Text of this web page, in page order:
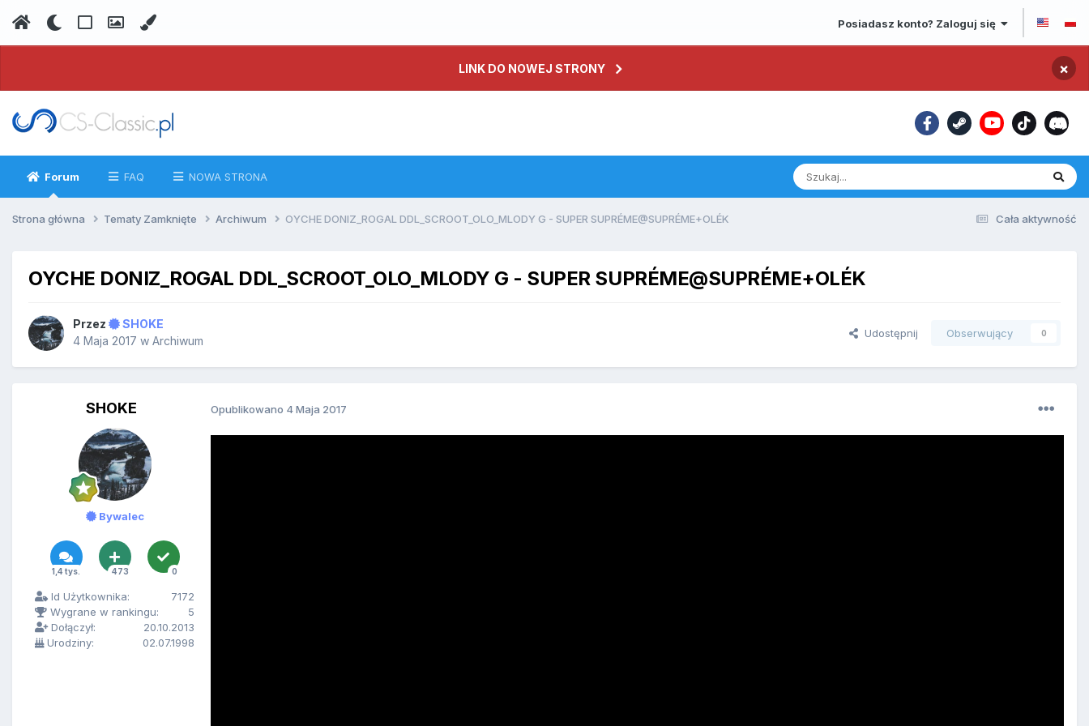
Posiadasz konto? Zaloguj się
LINK DO NOWEJ STRONY ×
Forum FAQ NOWA STRONA
Cała aktywność
Strona główna Tematy Zamknięte Archiwum OYCHE DONIZ_ROGAL DDL_SCROOT_OLO_MLODY G - SUPER SUPRÉME@SUPRÉME+OLÉK
OYCHE DONIZ_ROGAL DDL_SCROOT_OLO_MLODY G - SUPER SUPRÉME@SUPRÉME+OLÉK
Przez
SHOKE
4 Maja 2017 w Archiwum
Udostępnij Obserwujący 0
SHOKE
Bywalec
1,4 tys. 473 0
Id Użytkownika:
7172
Wygrane w rankingu:
5
Dołączył:
20.10.2013
Urodziny:
02.07.1998
Opublikowano 4 Maja 2017